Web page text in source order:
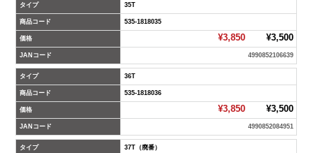
タイプ 35T
商品コード 535-1818035
価格 ¥3,850¥3,500
JANコード 4990852106639
タイプ 36T
商品コード 535-1818036
価格 ¥3,850¥3,500
JANコード 4990852084951
タイプ 37T（廃番）